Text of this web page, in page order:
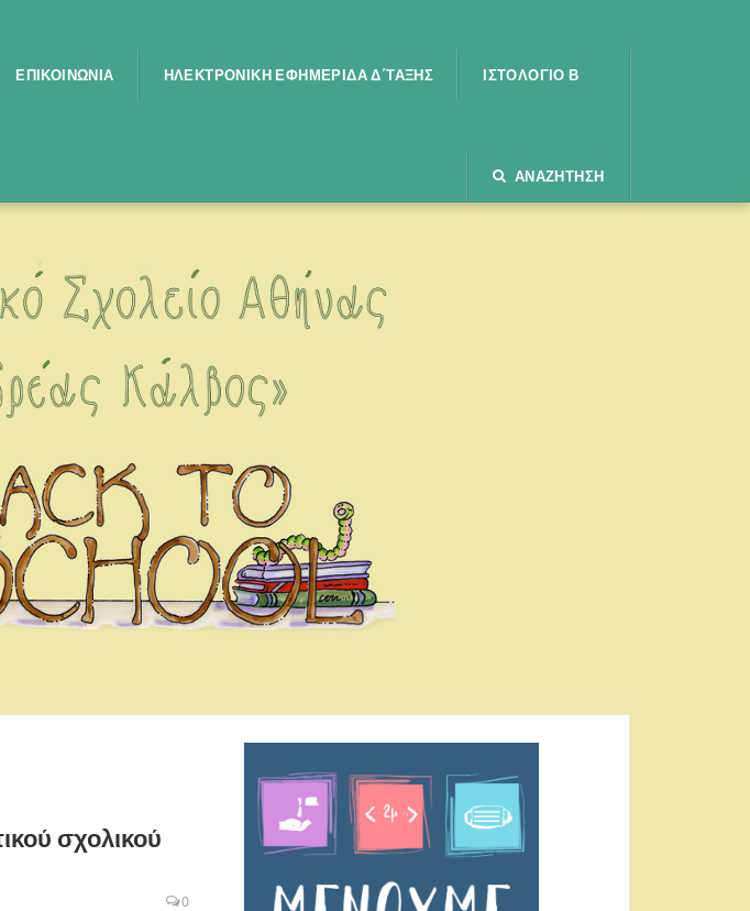
ΕΠΙΚΟΙΝΩΝΊΑ ΗΛΕΚΤΡΟΝΙΚΉ ΕΦΗΜΕΡΊΔΑ Δ΄ΤΆΞΗΣ ΙΣΤΟΛΌΓΙΟ Β
ΑΝΑΖΉΤΗΣΗ
σχολικού
0